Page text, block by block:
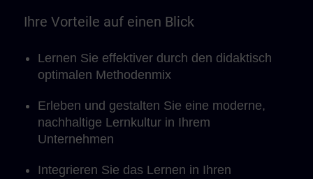
Ihre Vorteile auf einen Blick
Lernen Sie effektiver durch den didaktisch
optimalen Methodenmix
Erleben und gestalten Sie eine moderne,
nachhaltige Lernkultur in Ihrem
Unternehmen
Integrieren Sie das Lernen in Ihren